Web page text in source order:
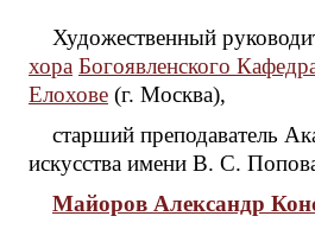
Художественный
хора Богоявленского
Елохове (г. Москва),
старший преподаватель
искусства имени В. С.
Майоров Александр